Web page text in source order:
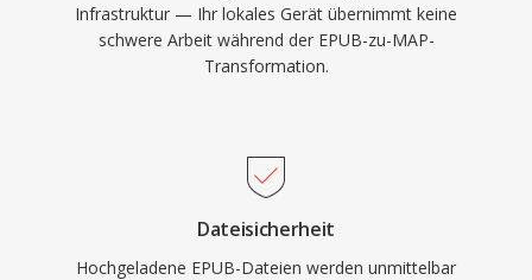
Infrastruktur — Ihr lokales Gerät übernimmt keine
schwere Arbeit während der EPUB-zu-MAP-
Transformation.
Dateisicherheit
Hochgeladene EPUB-Dateien werden unmittelbar